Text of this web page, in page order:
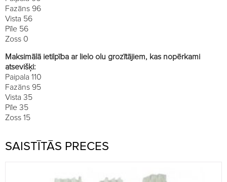
Fazāns 96
Vista 56
Pīle 56
Zoss 0
Maksimālā ietilpība ar lielo olu grozītājiem, kas nopērkami
atsevišķi:
Paipala 110
Fazāns 95
Vista 35
Pīle 35
Zoss 15
SAISTĪTĀS PRECES